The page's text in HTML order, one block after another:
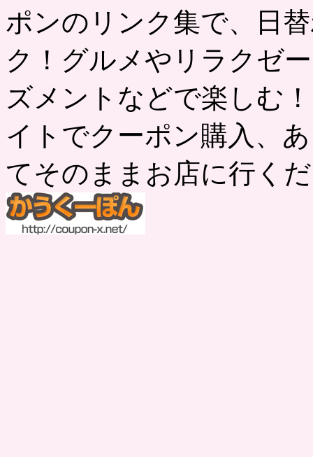
ポンのリンク集で、日
ク！グルメやリラクゼ
ズメントなどで楽しむ
イトでクーポン購入、
てそのままお店に行く